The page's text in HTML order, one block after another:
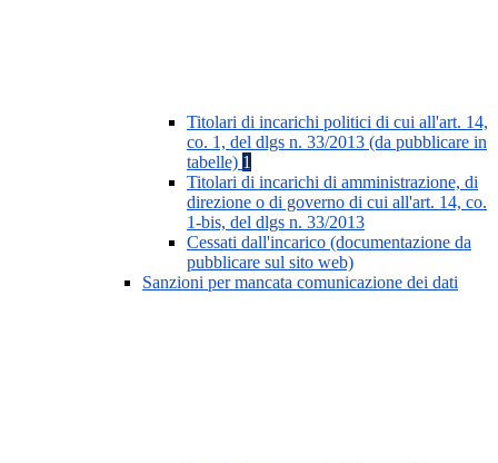
Titolari di incarichi politici di cui all'art. 14,
co. 1, del dlgs n. 33/2013 (da pubblicare in
tabelle) 1
Titolari di incarichi di amministrazione, di
direzione o di governo di cui all'art. 14, co.
1-bis, del dlgs n. 33/2013
Cessati dall'incarico (documentazione da
pubblicare sul sito web)
Sanzioni per mancata comunicazione dei dati